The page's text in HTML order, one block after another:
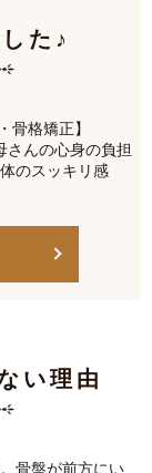
た♪
骨格矯正】
さんの心身の負担
のスッキリ感
い理由
骨盤が前方にい